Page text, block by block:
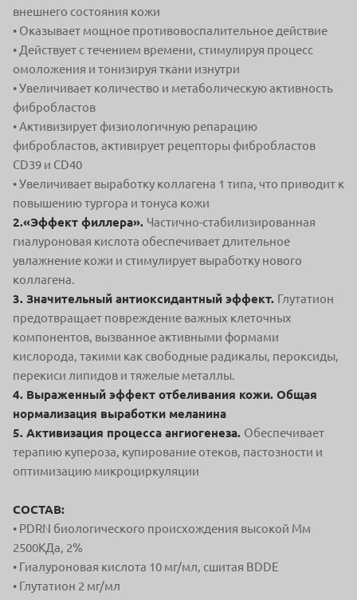
внешнего состояния кожи
• Оказывает мощное противовоспалительное действие
• Действует с течением времени, стимулируя процесс
омоложения и тонизируя ткани изнутри
• Увеличивает количество и метаболическую активность
фибробластов
• Активизирует физиологичную репарацию
фибробластов, активирует рецепторы фибробластов
CD39 и CD40
• Увеличивает выработку коллагена 1 типа, что приводит к
повышению тургора и тонуса кожи
2.«Эффект филлера». Частично-стабилизированная
гиалуроновая кислота обеспечивает длительное
увлажнение кожи и стимулирует выработку нового
коллагена.
3. Значительный антиоксидантный эффект. Глутатион
предотвращает повреждение важных клеточных
компонентов, вызванное активными формами
кислорода, такими как свободные радикалы, пероксиды,
перекиси липидов и тяжелые металлы.
4. Выраженный эффект отбеливания кожи. Общая
нормализация выработки меланина
5. Активизация процесса ангиогенеза. Обеспечивает
терапию купероза, купирование отеков, пастозности и
оптимизацию микроциркуляции
СОСТАВ:
• PDRN биологического происхождения высокой Мм
2500КДа, 2%
• Гиалуроновая кислота 10 мг/мл, сшитая BDDE
• Глутатион 2 мг/мл